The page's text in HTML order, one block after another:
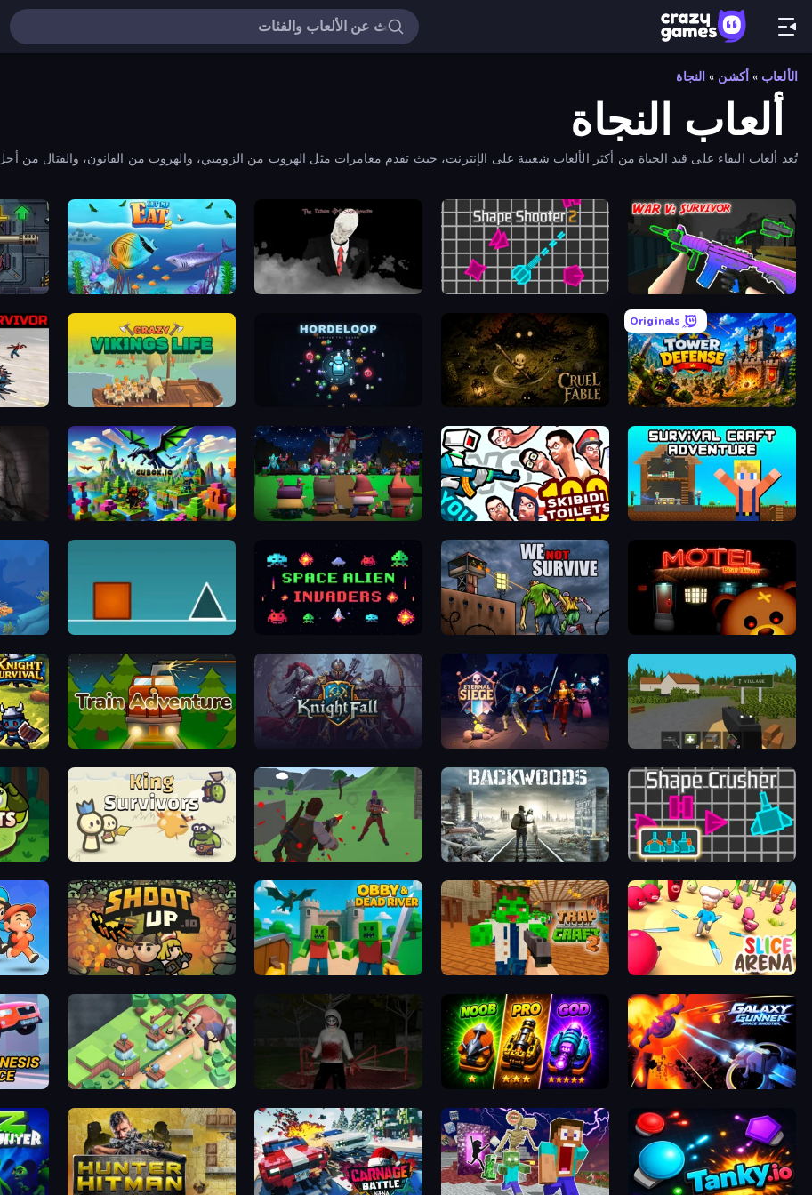
الألعاب » أكشن » النجاة
ألعاب النجاة
تُعد ألعاب البقاء على قيد الحياة من أكثر الألعاب شعبية على الإنترنت، حيث تقدم مغامرات مثل الهروب من الزومبي، والهروب من القانون، والقتال من
War V: Survivor
Shape Shooter 2
The Dawn of Slenderman
Let Me Eat 2: Feeding Madness
Evolution
Originals
Tower Defense
Cruel Fable
Crazy Vikings Life
Survivor
Survival Craft Adventure
You vs 100 Skibidi Toilets
Guardians of the Kingdom
Cubox.io
Bear Haven
We Not Survive
Space Alien Invaders
The Impossible Game
ZombieCraft.io
Eternal Siege
KnightFall
Train Adventure
Survival
Shape Crusher
Backwoods
Battle Royale Survival
King Survivors
GO
Slice Arena
Trap Craft 2
Obby & Dead River
Shootup.io
Escape.io
Galaxy Gunner: Space Shooter
Merge Survival
Jeff the Killer: Horrendous Smile
Tower Defense.io
Race 3D